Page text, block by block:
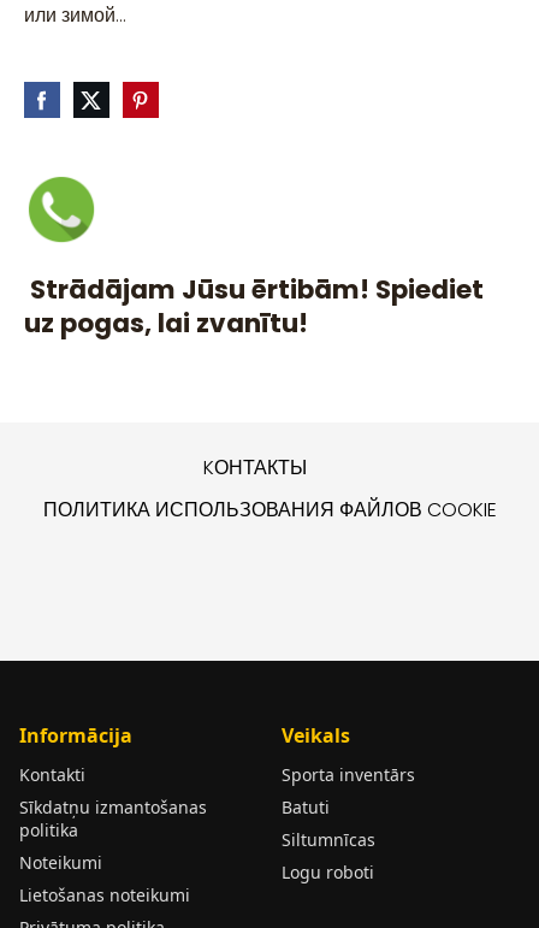
Strādājam Jūsu ērtibām! Spiediet
uz pogas, lai zvanītu!
или зимой...
KОНТАКТЫ
ПОЛИТИКА ИСПОЛЬЗОВАНИЯ ФАЙЛОВ COOKIE
Informācija
Kontakti
Sīkdatņu izmantošanas
politika
Noteikumi
Lietošanas noteikumi
Veikals
Sporta inventārs
Batuti
Siltumnīcas
Logu roboti